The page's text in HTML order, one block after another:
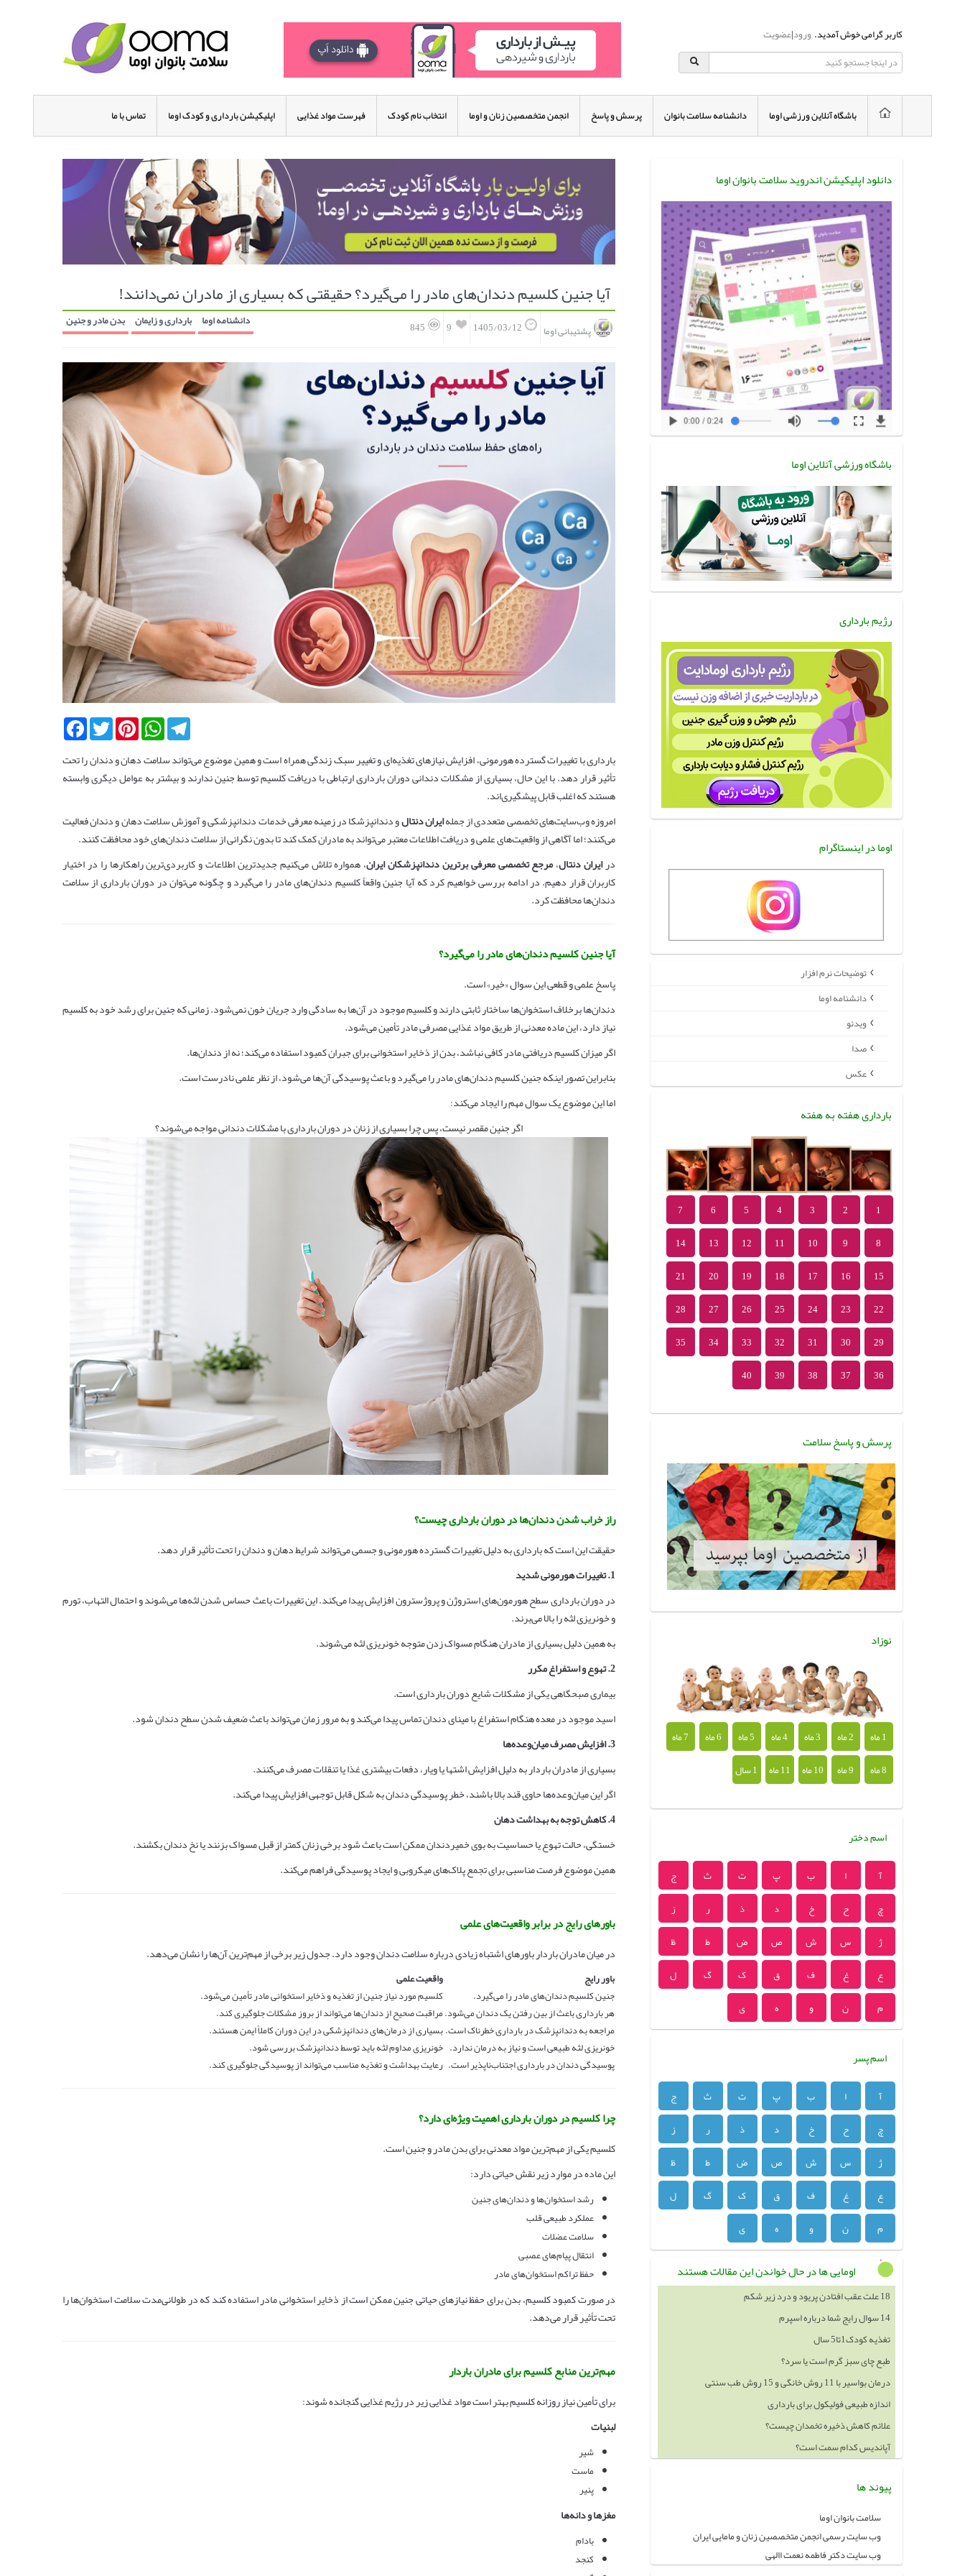
کاربر گرامی خوش آمدید.ورود|عضویت
باشگاه آنلاین ورزشی اوما دانشنامه سلامت بانوان پرسش و پاسخ انجمن متخصصین زنان و اوما انتخاب نام کودک فهرست مواد غذایی اپلیکیشن بارداری و کودک اوما تماس با ما
آیا جنین کلسیم دندان‌های مادر را می‌گیرد؟ حقیقتی که بسیاری از مادران نمی‌دانند!
دانشنامه اوما بارداری و زایمان بدن مادر و جنین 845 9 1405/03/12 پشتیبانی اوما
FacebookTwitterPinterestWhatsAppTelegram
بارداری با تغییرات گسترده هورمونی، افزایش نیازهای تغذیه‌ای و تغییر سبک زندگی همراه است و همین موضوع می‌تواند سلامت دهان و دندان را تحت
تأثیر قرار دهد. با این حال، بسیاری از مشکلات دندانی دوران بارداری ارتباطی با دریافت کلسیم توسط جنین ندارند و بیشتر به عوامل دیگری وابسته
هستند که اغلب قابل پیشگیری‌اند.
امروزه وب‌سایت‌های تخصصی متعددی از جملهایران دنتالو دندانپزشکا در زمینه معرفی خدمات دندانپزشکی و آموزش سلامت دهان و دندان فعالیت
می‌کنند؛ اما آگاهی از واقعیت‌های علمی و دریافت اطلاعات معتبر می‌تواند به مادران کمک کند تا بدون نگرانی از سلامت دندان‌های خود محافظت کنند.
درایران دنتال،مرجع تخصصی معرفی برترین دندانپزشکان ایران، همواره تلاش می‌کنیم جدیدترین اطلاعات و کاربردی‌ترین راهکارها را در اختیار
کاربران قرار دهیم. در ادامه بررسی خواهیم کرد که آیا جنین واقعاً کلسیم دندان‌های مادر را می‌گیرد و چگونه می‌توان در دوران بارداری از سلامت
دندان‌ها محافظت کرد.
آیا جنین کلسیم دندان‌های مادر را می‌گیرد؟
پاسخ علمی و قطعی این سوال «خیر» است.
دندان‌ها برخلاف استخوان‌ها ساختار ثابتی دارند و کلسیم موجود در آن‌ها به سادگی وارد جریان خون نمی‌شود. زمانی که جنین برای رشد خود به کلسیم
نیاز دارد، این ماده معدنی از طریق مواد غذایی مصرفی مادر تأمین می‌شود.
اگر میزان کلسیم دریافتی مادر کافی نباشد، بدن از ذخایر استخوانی برای جبران کمبود استفاده می‌کند؛ نه از دندان‌ها.
بنابراین تصور اینکه جنین کلسیم دندان‌های مادر را می‌گیرد و باعث پوسیدگی آن‌ها می‌شود، از نظر علمی نادرست است.
اما این موضوع یک سوال مهم را ایجاد می‌کند:
اگر جنین مقصر نیست، پس چرا بسیاری از زنان در دوران بارداری با مشکلات دندانی مواجه می‌شوند؟
راز خراب شدن دندان‌ها در دوران بارداری چیست؟
حقیقت این است که بارداری به دلیل تغییرات گسترده هورمونی و جسمی می‌تواند شرایط دهان و دندان را تحت تأثیر قرار دهد.
1. تغییرات هورمونی شدید
در دوران بارداری سطح هورمون‌های استروژن و پروژسترون افزایش پیدا می‌کند. این تغییرات باعث حساس شدن لثه‌ها می‌شوند و احتمال التهاب، تورم
و خونریزی لثه را بالا می‌برند.
به همین دلیل بسیاری از مادران هنگام مسواک زدن متوجه خونریزی لثه می‌شوند.
2. تهوع و استفراغ مکرر
بیماری صبحگاهی یکی از مشکلات شایع دوران بارداری است.
اسید موجود در معده هنگام استفراغ با مینای دندان تماس پیدا می‌کند و به مرور زمان می‌تواند باعث ضعیف شدن سطح دندان شود.
3. افزایش مصرف میان‌وعده‌ها
بسیاری از مادران باردار به دلیل افزایش اشتها یا ویار، دفعات بیشتری غذا یا تنقلات مصرف می‌کنند.
اگر این میان‌وعده‌ها حاوی قند بالا باشند، خطر پوسیدگی دندان به شکل قابل توجهی افزایش پیدا می‌کند.
4. کاهش توجه به بهداشت دهان
خستگی، حالت تهوع یا حساسیت به بوی خمیردندان ممکن است باعث شود برخی زنان کمتر از قبل مسواک بزنند یا نخ دندان بکشند.
همین موضوع فرصت مناسبی برای تجمع پلاک‌های میکروبی و ایجاد پوسیدگی فراهم می‌کند.
باورهای رایج در برابر واقعیت‌های علمی
در میان مادران باردار باورهای اشتباه زیادی درباره سلامت دندان وجود دارد. جدول زیر برخی از مهم‌ترین آن‌ها را نشان می‌دهد.
باور رایج
واقعیت علمی
جنین کلسیم دندان‌های مادر را می‌گیرد.
کلسیم مورد نیاز جنین از تغذیه و ذخایر استخوانی مادر تأمین می‌شود.
هر بارداری باعث از بین رفتن یک دندان می‌شود.مراقبت صحیح از دندان‌ها می‌تواند از بروز مشکلات جلوگیری کند.
مراجعه به دندانپزشک در بارداری خطرناک است.بسیاری از درمان‌های دندانپزشکی در این دوران کاملاً ایمن هستند.
خونریزی لثه طبیعی است و نیاز به درمان ندارد. خونریزی مداوم لثه باید توسط دندانپزشک بررسی شود.
پوسیدگی دندان در بارداری اجتناب‌ناپذیر است. رعایت بهداشت و تغذیه مناسب می‌تواند از پوسیدگی جلوگیری کند.
چرا کلسیم در دوران بارداری اهمیت ویژه‌ای دارد؟
کلسیم یکی از مهم‌ترین مواد معدنی برای بدن مادر و جنین است.
این ماده در موارد زیر نقش حیاتی دارد:
رشد استخوان‌ها و دندان‌های جنین
عملکرد طبیعی قلب
سلامت عضلات
انتقال پیام‌های عصبی
حفظ تراکم استخوان‌های مادر
در صورت کمبود کلسیم، بدن برای حفظ نیازهای حیاتی جنین ممکن است از ذخایر استخوانی مادر استفاده کند که در طولانی‌مدت سلامت استخوان‌ها را
تحت تأثیر قرار می‌دهد.
مهم‌ترین منابع کلسیم برای مادران باردار
برای تأمین نیاز روزانه کلسیم بهتر است مواد غذایی زیر در رژیم غذایی گنجانده شوند:
لبنیات
شیر
ماست
پنیر
مغزها و دانه‌ها
بادام
کنجد
دانلود اپلیکیشن اندروید سلامت بانوان اوما
باشگاه ورزشی آنلاین اوما
رژیم بارداری
اوما در اینستاگرام
توضیحات نرم افزار
دانشنامه اوما
ویدئو
صدا
عکس
بارداری هفته به هفته
1
2
3
4
5
6
7
8
9
10
11
12
13
14
15
16
17
18
19
20
21
22
23
24
25
26
27
28
29
30
31
32
33
34
35
36
37
38
39
40
پرسش و پاسخ سلامت
نوزاد
1 ماه 2 ماه 3 ماه 4 ماه 5 ماه 6 ماه
7 ماه
8 ماه
9 ماه 10 ماه 11 ماه 1 سال
اسم دختر
آ ا ب پ ت ث
ج
چ
ح خ د ذ ر
ز
ژ
س ش ص ض ط
ظ
ع
غ ف ق ک گ
ل
م
ن و ه ی
اسم پسر
آ ا ب پ ت ث
ج
چ
ح خ د ذ ر
ز
ژ
س ش ص ض ط
ظ
ع
غ ف ق ک گ
ل
م
ن و ه ی
اومایی ها در حال خواندن این مقالات هستند
18 علت عقب افتادن پریود و درد زیر شکم
14 سوال رایج شما درباره اسپرم
تغذیه کودک1تا5 سال
طبع چای سبز گرم است یا سرد؟
درمان بواسیر با 11 روش خانگی و 15 روش طب سنتی
اندازه طبیعی فولیکول برای بارداری
علائم کاهش ذخیره تخمدان چیست؟
آپاندیس کدام سمت است؟
پیوند ها
سلامت بانوان اوما
وب سایت رسمی انجمن متخصصین زنان و مامایی ایران
وب سایت دکتر فاطمه نعمت االهی